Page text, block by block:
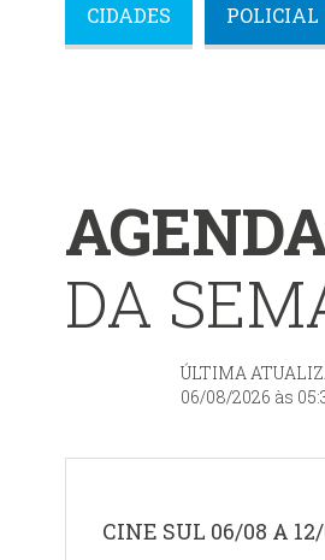
CIDADES POLICIAL
DA
ÚLTIMA
06/08/2026 às
CINE SUL 06/08 A